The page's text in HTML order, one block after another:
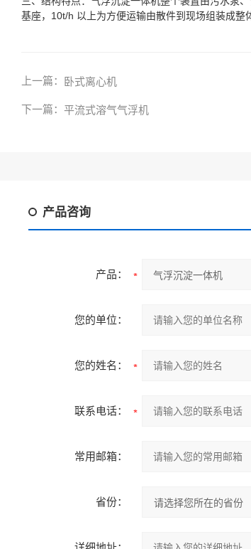
基座，10t/h 以上为方便运输由散件到现场组装成整
上一篇： 卧式离心机
下一篇： 平流式溶气气浮机
产品咨询
产品：
您的单位：
您的姓名：
联系电话：
常用邮箱：
省份：